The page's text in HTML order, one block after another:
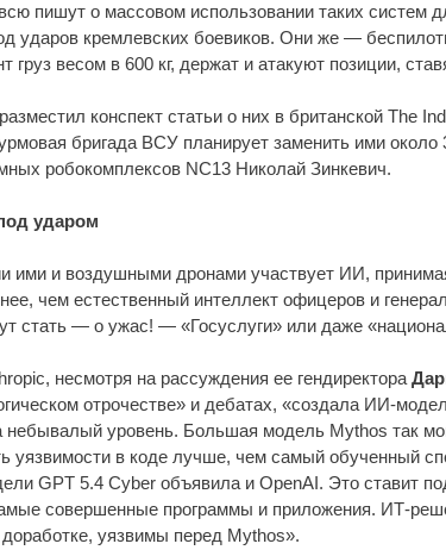
пишут о массовом использовании таких систем
ударов кремлевских боевиков. Они же —
груз весом в 600 кг, держат и атакуют позиции,
конспект статьи о них в британской The
бригада ВСУ планирует заменить ими
робокомплексов NC13 Николай Зинкевич.
ударом
ими и воздушными дронами участвует ИИ,
чем естественный интеллект офицеров и
стать — о ужас! — «Госуслуги» или даже
несмотря на рассуждения ее гендиректора
отрочестве» и дебатах, «создала ИИ-
небывалый уровень. Большая модель Mythos так
уязвимости в коде лучше, чем самый обученный
GPT 5.4 Cyber объявила и OpenAI. Это ставит
совершенные программы и приложения. ИТ-
уязвимы перед Mythos».